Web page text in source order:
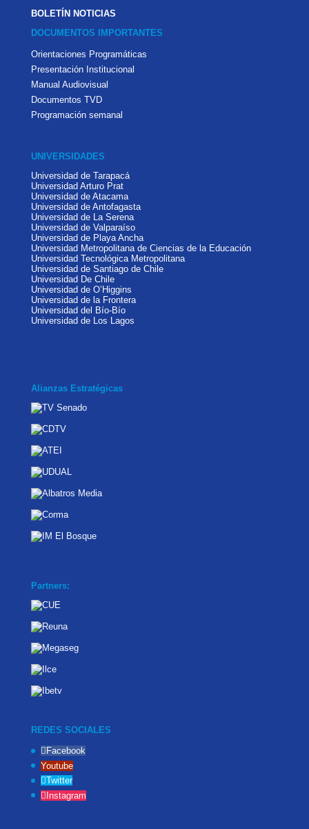
BOLETÍN NOTICIAS
DOCUMENTOS IMPORTANTES
Orientaciones Programáticas
Presentación Institucional
Manual Audiovisual
Documentos TVD
Programación semanal
UNIVERSIDADES
Universidad de Tarapacá
Universidad Arturo Prat
Universidad de Atacama
Universidad de Antofagasta
Universidad de La Serena
Universidad de Valparaíso
Universidad de Playa Ancha
Universidad Metropolitana de Ciencias de la Educación
Universidad Tecnológica Metropolitana
Universidad de Santiago de Chile
Universidad De Chile
Universidad de O’Higgins
Universidad de la Frontera
Universidad del Bío-Bío
Universidad de Los Lagos
Alianzas Estratégicas
Partners:
REDES SOCIALES
Facebook
Youtube
Twitter
Instagram